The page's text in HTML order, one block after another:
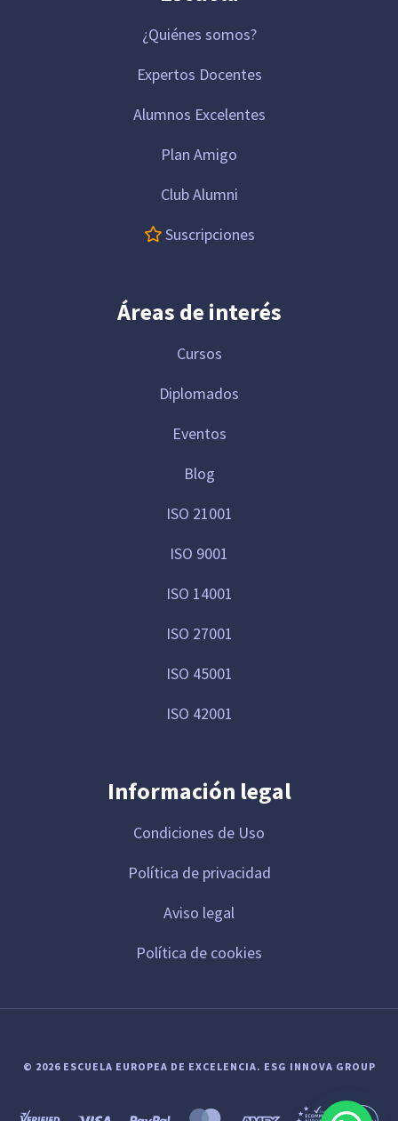
¿Quiénes somos?
Expertos Docentes
Alumnos Excelentes
Plan Amigo
Club Alumni
Suscripciones
Áreas de interés
Cursos
Diplomados
Eventos
Blog
ISO 21001
ISO 9001
ISO 14001
ISO 27001
ISO 45001
ISO 42001
Información legal
Condiciones de Uso
Política de privacidad
Aviso legal
Política de cookies
© 2026 ESCUELA EUROPEA DE EXCELENCIA. ESG INNOVA GROUP